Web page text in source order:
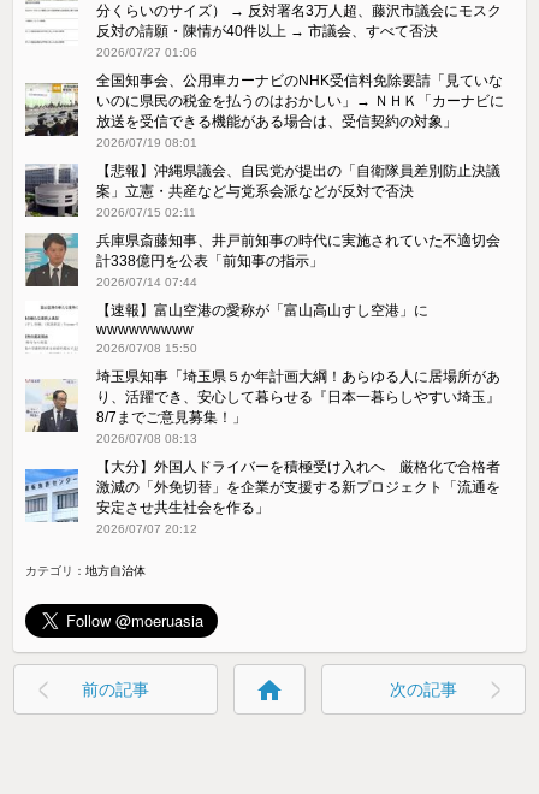
分くらいのサイズ） → 反対署名3万人超、藤沢市議会にモスク
反対の請願・陳情が40件以上 → 市議会、すべて否決
2026/07/27 01:06
全国知事会、公用車カーナビのNHK受信料免除要請「見ていな
いのに県民の税金を払うのはおかしい」→ ＮＨＫ「カーナビに
放送を受信できる機能がある場合は、受信契約の対象」
2026/07/19 08:01
【悲報】沖縄県議会、自民党が提出の「自衛隊員差別防止決議
案」立憲・共産など与党系会派などが反対で否決
2026/07/15 02:11
兵庫県斎藤知事、井戸前知事の時代に実施されていた不適切会
計338億円を公表「前知事の指示」
2026/07/14 07:44
【速報】富山空港の愛称が「富山高山すし空港」に
wwwwwwwww
2026/07/08 15:50
埼玉県知事「埼玉県５か年計画大綱！あらゆる人に居場所があ
り、活躍でき、安心して暮らせる『日本一暮らしやすい埼玉』
8/7までご意見募集！」
2026/07/08 08:13
【大分】外国人ドライバーを積極受け入れへ 厳格化で合格者
激減の「外免切替」を企業が支援する新プロジェクト「流通を
安定させ共生社会を作る」
2026/07/07 20:12
カテゴリ：地方自治体
前の記事 home 次の記事